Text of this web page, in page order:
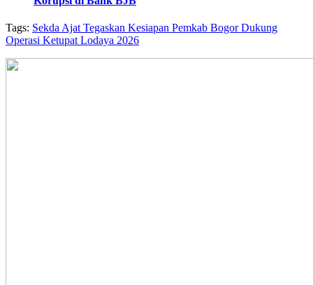
Tags: Sekda Ajat Tegaskan Kesiapan Pemkab Bogor Dukung
Operasi Ketupat Lodaya 2026